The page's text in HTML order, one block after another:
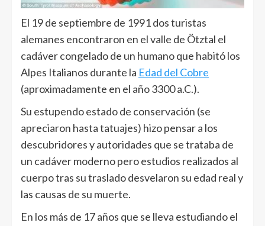
El 19 de septiembre de 1991 dos turistas
alemanes encontraron en el valle de Ötztal el
cadáver congelado de un humano que habitó los
Alpes Italianos durante la Edad del Cobre
(aproximadamente en el año 3300 a.C.).
Su estupendo estado de conservación (se
apreciaron hasta tatuajes) hizo pensar a los
descubridores y autoridades que se trataba de
un cadáver moderno pero estudios realizados al
cuerpo tras su traslado desvelaron su edad real y
las causas de su muerte.
En los más de 17 años que se lleva estudiando el